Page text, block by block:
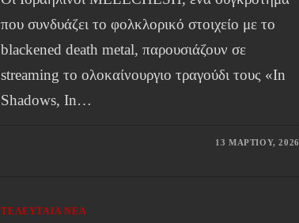
που συνδυάζει το φολκλορικό στοιχείο με το
blackened death metal, παρουσιάζουν σε
streaming το ολοκαίνουργιο τραγούδι τους «In
Shadows, In…
13 ΜΑΡΤΊΟΥ, 2026
ΤΕΛΕΥΤΑΊΑ ΝΈΑ